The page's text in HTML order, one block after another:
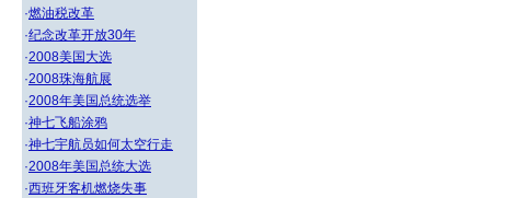
·燃油税改革
·纪念改革开放30年
·2008美国大选
·2008珠海航展
·2008年美国总统选举
·神七飞船涂鸦
·神七宇航员如何太空行走
·2008年美国总统大选
·西班牙客机燃烧失事